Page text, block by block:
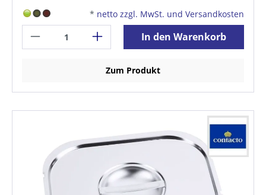
* netto zzgl. MwSt. und Versandkosten
In den Warenkorb
Zum Produkt